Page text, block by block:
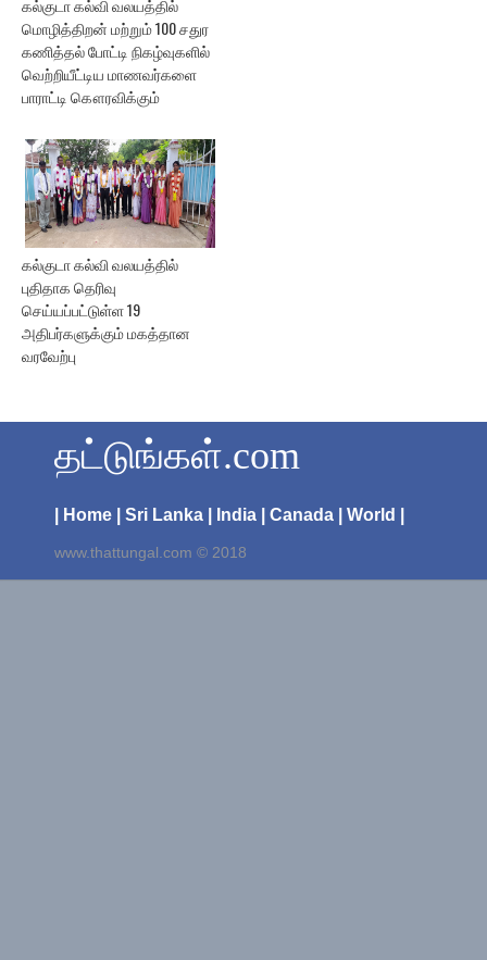
கல்குடா கல்வி வலயத்தில்
மொழித்திறன் மற்றும் 100 சதுர
கணித்தல் போட்டி நிகழ்வுகளில்
வெற்றியீட்டிய மாணவர்களை
பாராட்டி கௌரவிக்கும்
கல்குடா கல்வி வலயத்தில்
புதிதாக தெரிவு
செய்யப்பட்டுள்ள 19
அதிபர்களுக்கும் மகத்தான
வரவேற்பு
தட்டுங்கள்.com
| Home | Sri Lanka | India | Canada | World |
www.thattungal.com © 2018